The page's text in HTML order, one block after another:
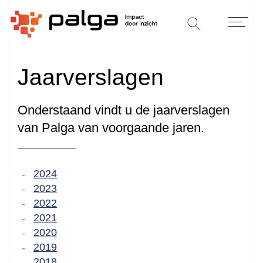
Jaarverslagen
Onderstaand vindt u de jaarverslagen
van Palga van voorgaande jaren.
2024
2023
2022
2021
2020
2019